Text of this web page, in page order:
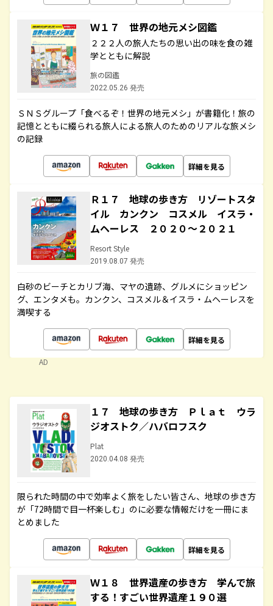
Ｗ１７ 世界の地元メシ図鑑
２２２人の旅人たちの思い出の味を食の雑
学とともに解説
旅の図鑑
2022.05.26 発売
ＳＮＳグループ「食べるぞ！世界の地元メシ」が書籍化！旅の
記憶とともに綴られる旅人による旅人のためのリアルな旅メシ
の記録
詳細を見る
Ｒ１７ 地球の歩き方 リゾートスタ
イル カンクン コスメル イスラ・
ムヘーレス ２０２０～２０２１
Resort Style
2019.08.07 発売
白砂のビーチとカリブ海、マヤの遺跡、グルメにショッピン
グ、エンタメも。カンクン、コスメル＆イスラ・ムヘーレスを
満喫する
詳細を見る
AD
１７ 地球の歩き方 Ｐｌａｔ ウラ
ジオストク／ハバロフスク
Plat
2020.04.08 発売
限られた時間の中で効率よく旅をしたい皆さん、地球の歩き方
が「72時間で目一杯楽しむ」のに必要な情報だけを一冊にま
とめました
詳細を見る
Ｗ１８ 世界遺産の歩き方 学んで旅
する！すごい世界遺産１９０選